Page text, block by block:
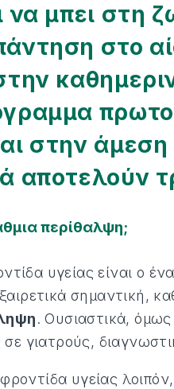
να μπει
στο
στην
αποτελούν
περίθαλψη;
υγείας είναι ο
σημαντική,
. Ουσιαστικά,
σε γιατρούς,
υγείας